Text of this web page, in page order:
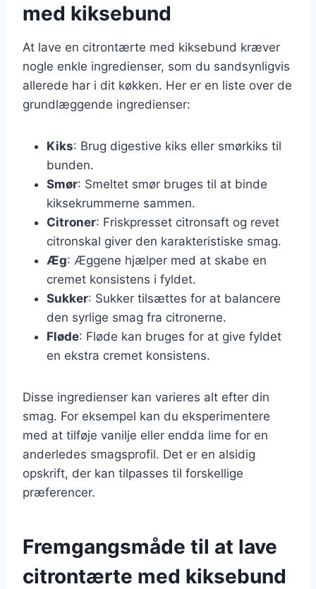
med kiksebund
At lave en citrontærte med kiksebund kræver
nogle enkle ingredienser, som du sandsynligvis
allerede har i dit køkken. Her er en liste over de
grundlæggende ingredienser:
Kiks: Brug digestive kiks eller smørkiks til
bunden.
Smør: Smeltet smør bruges til at binde
kiksekrummerne sammen.
Citroner: Friskpresset citronsaft og revet
citronskal giver den karakteristiske smag.
Æg: Æggene hjælper med at skabe en
cremet konsistens i fyldet.
Sukker: Sukker tilsættes for at balancere
den syrlige smag fra citronerne.
Fløde: Fløde kan bruges for at give fyldet
en ekstra cremet konsistens.
Disse ingredienser kan varieres alt efter din
smag. For eksempel kan du eksperimentere
med at tilføje vanilje eller endda lime for en
anderledes smagsprofil. Det er en alsidig
opskrift, der kan tilpasses til forskellige
præferencer.
Fremgangsmåde til at lave
citrontærte med kiksebund